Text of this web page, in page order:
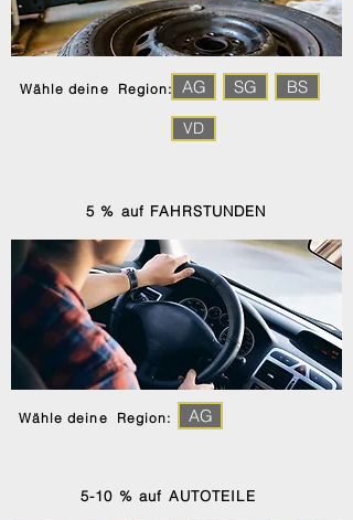
Wähle deine Region: AG SG BS
VD
5 % auf FAHRSTUNDEN
Wähle deine Region: AG
5-10 % auf AUTOTEILE